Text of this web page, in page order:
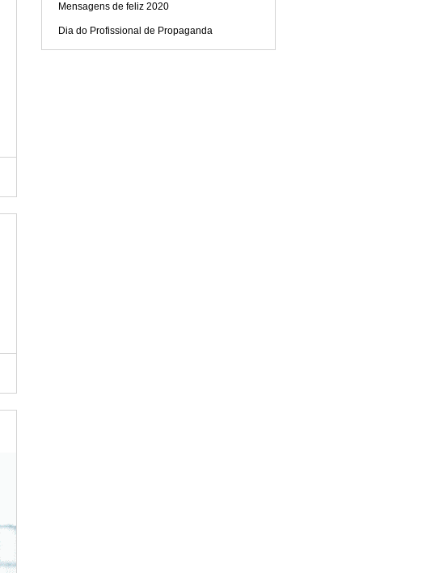
Mensagens de feliz 2020
Dia do Profissional de Propaganda